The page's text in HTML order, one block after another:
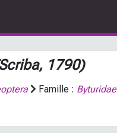
1790)
Famille : Byturidae